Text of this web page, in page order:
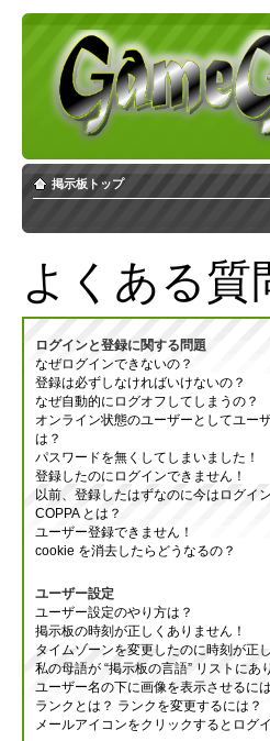
掲示板トップ
よくある質
ログインと登録に関する問題
なぜログインできないの？
登録は必ずしなければいけないの？
なぜ自動的にログオフしてしまうの？
オンライン状態のユーザーとしてユー
は？
パスワードを無くしてしまいました！
登録したのにログインできません！
以前、登録したはずなのに今はログイ
COPPA とは？
ユーザー登録できません！
cookie を消去したらどうなるの？
ユーザー設定
ユーザー設定のやり方は？
掲示板の時刻が正しくありません！
タイムゾーンを変更したのに時刻が正
私の母語が “掲示板の言語” リストにあ
ユーザー名の下に画像を表示させるに
ランクとは？ ランクを変更するには？
メールアイコンをクリックするとログ